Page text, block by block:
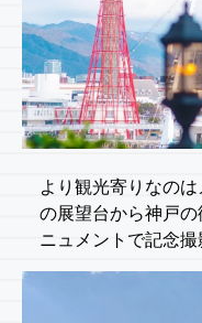
より観光寄りなの
の展望台から神戸
ニュメントで記念撮